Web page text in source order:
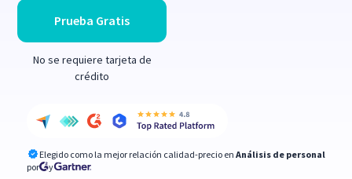
Prueba Gratis
No se requiere tarjeta de
crédito
Elegido como la mejor relación calidad-precio en Análisis de personal
por
y